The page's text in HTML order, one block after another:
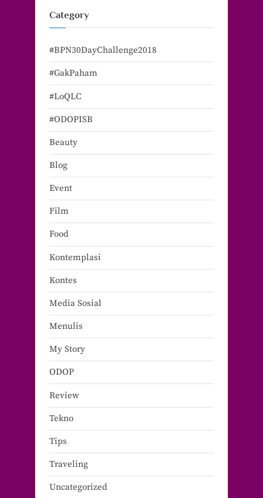
Category
#BPN30DayChallenge2018
#GakPaham
#LoQLC
#ODOPISB
Beauty
Blog
Event
Film
Food
Kontemplasi
Kontes
Media Sosial
Menulis
My Story
ODOP
Review
Tekno
Tips
Traveling
Uncategorized